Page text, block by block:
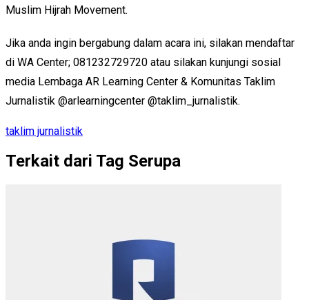
Muslim Hijrah Movement.
Jika anda ingin bergabung dalam acara ini, silakan mendaftar
di WA Center; 081232729720 atau silakan kunjungi sosial
media Lembaga AR Learning Center & Komunitas Taklim
Jurnalistik @arlearningcenter @taklim_jurnalistik.
taklim jurnalistik
Terkait dari Tag Serupa